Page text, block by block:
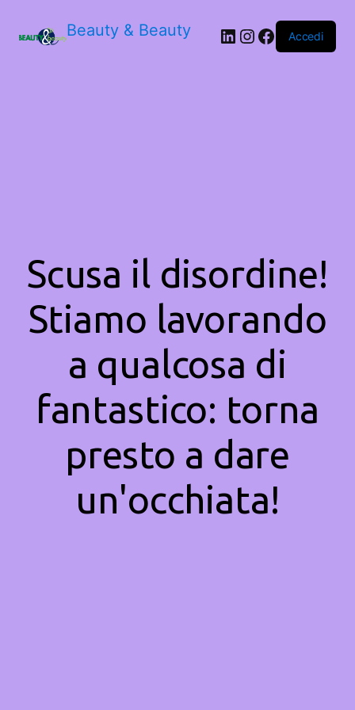
Beauty & Beauty LinkedIn
Instagram
Facebook
Accedi
Scusa il disordine!
Stiamo lavorando
a qualcosa di
fantastico: torna
presto a dare
un'occhiata!